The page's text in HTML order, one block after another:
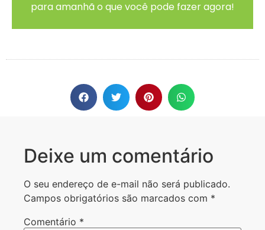
para amanhã o que você pode fazer agora!
Deixe um comentário
O seu endereço de e-mail não será publicado.
Campos obrigatórios são marcados com *
Comentário *